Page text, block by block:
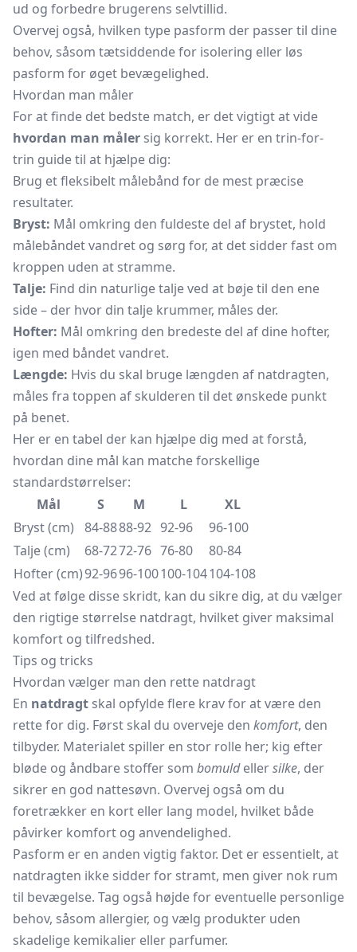
ud og forbedre brugerens selvtillid.
Overvej også, hvilken type pasform der passer til dine
behov, såsom tætsiddende for isolering eller løs
pasform for øget bevægelighed.
Hvordan man måler
For at finde det bedste match, er det vigtigt at vide
hvordan man måler sig korrekt. Her er en trin-for-
trin guide til at hjælpe dig:
Brug et fleksibelt målebånd for de mest præcise
resultater.
Bryst: Mål omkring den fuldeste del af brystet, hold
målebåndet vandret og sørg for, at det sidder fast om
kroppen uden at stramme.
Talje: Find din naturlige talje ved at bøje til den ene
side – der hvor din talje krummer, måles der.
Hofter: Mål omkring den bredeste del af dine hofter,
igen med båndet vandret.
Længde: Hvis du skal bruge længden af natdragten,
måles fra toppen af skulderen til det ønskede punkt
på benet.
Her er en tabel der kan hjælpe dig med at forstå,
hvordan dine mål kan matche forskellige
standardstørrelser:
Mål
S M L
XL
Bryst (cm)
84-8888-92 92-96
96-100
Talje (cm)
68-7272-76 76-80
80-84
Hofter (cm)92-9696-100100-104104-108
Ved at følge disse skridt, kan du sikre dig, at du vælger
den rigtige størrelse natdragt, hvilket giver maksimal
komfort og tilfredshed.
Tips og tricks
Hvordan vælger man den rette natdragt
En natdragt skal opfylde flere krav for at være den
rette for dig. Først skal du overveje den komfort, den
tilbyder. Materialet spiller en stor rolle her; kig efter
bløde og åndbare stoffer som bomuldellersilke, der
sikrer en god nattesøvn. Overvej også om du
foretrækker en kort eller lang model, hvilket både
påvirker komfort og anvendelighed.
Pasform er en anden vigtig faktor. Det er essentielt, at
natdragten ikke sidder for stramt, men giver nok rum
til bevægelse. Tag også højde for eventuelle personlige
behov, såsom allergier, og vælg produkter uden
skadelige kemikalier eller parfumer.